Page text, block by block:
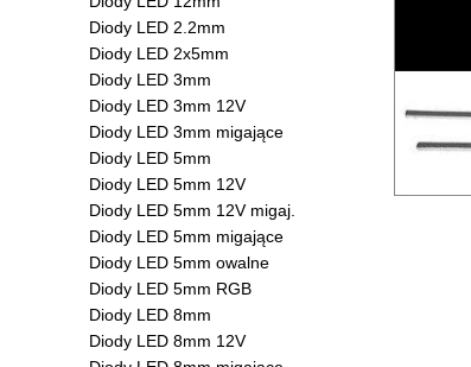
Diody LED 2.2mm
Diody LED 2x5mm
Diody LED 3mm
Diody LED 3mm 12V
Diody LED 3mm migające
Diody LED 5mm
Diody LED 5mm 12V
Diody LED 5mm 12V migaj.
Diody LED 5mm migające
Diody LED 5mm owalne
Diody LED 5mm RGB
Diody LED 8mm
Diody LED 8mm 12V